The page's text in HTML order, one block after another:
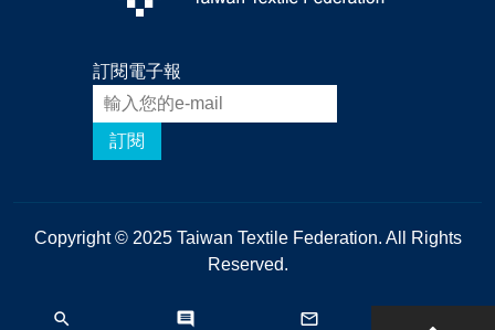
訂閱電子報
訂閱
Copyright © 2025 Taiwan Textile Federation. All Rights
Reserved.
search comment mail_outline